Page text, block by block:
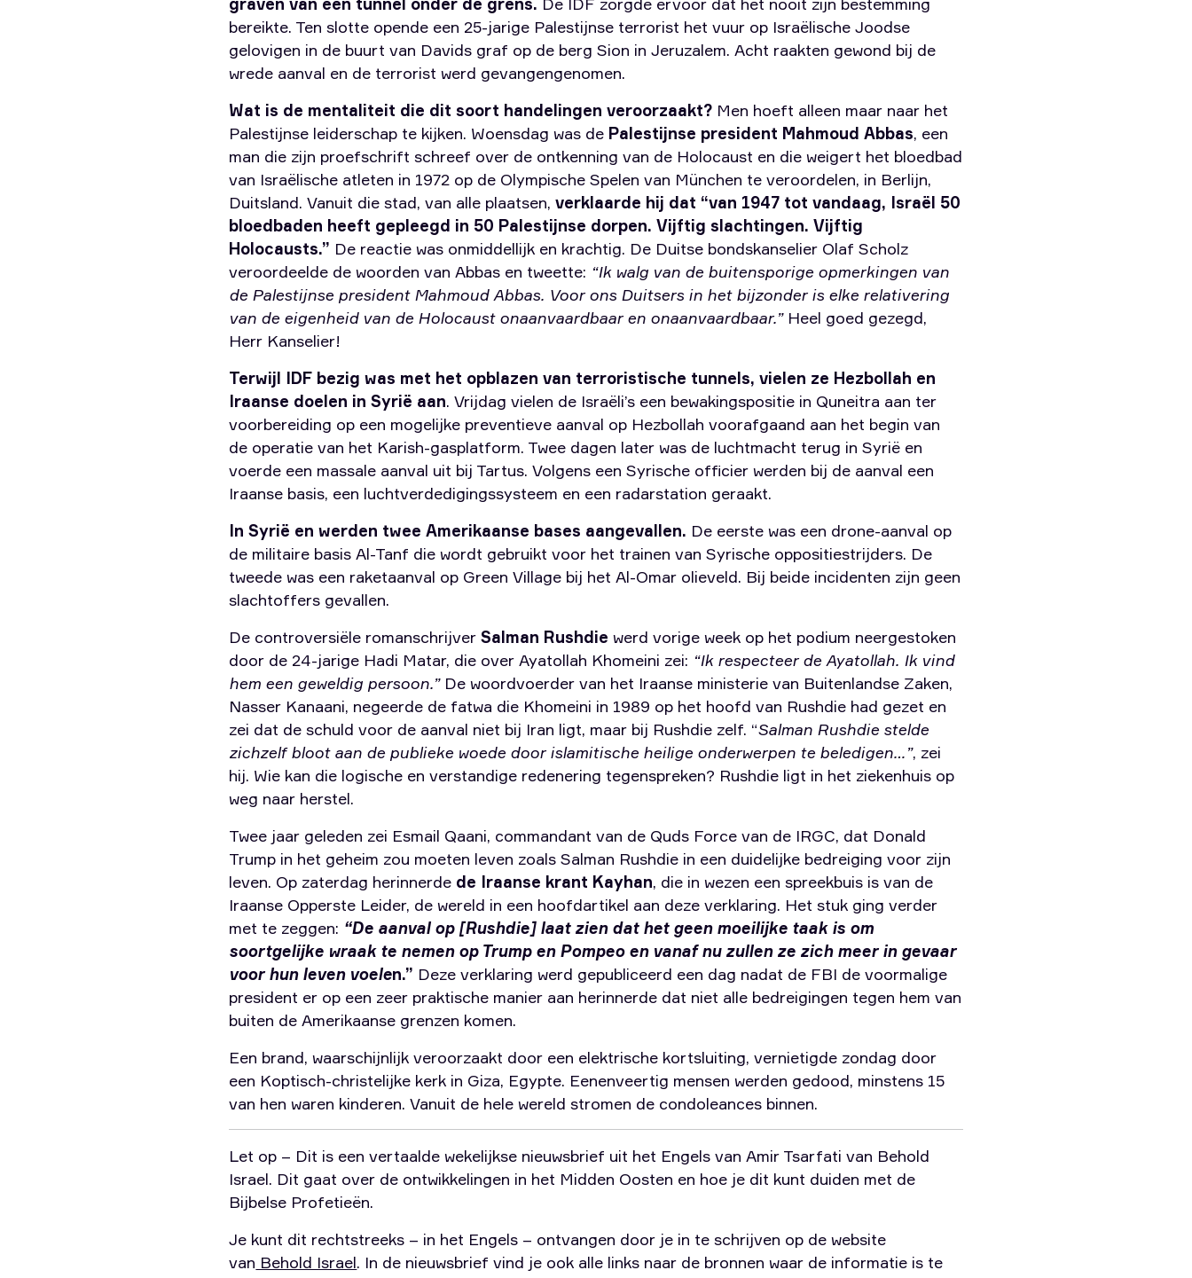
bereikte. Ten slotte opende een 25-jarige Palestijnse terrorist het vuur op Israëlische Joodse
gelovigen in de buurt van Davids graf op de berg Sion in Jeruzalem. Acht raakten gewond bij de
wrede aanval en de terrorist werd gevangengenomen.
Wat is de mentaliteit die dit soort handelingen veroorzaakt? Men hoeft alleen maar naar het
Palestijnse leiderschap te kijken. Woensdag was de Palestijnse president Mahmoud Abbas, een
man die zijn proefschrift schreef over de ontkenning van de Holocaust en die weigert het bloedbad
van Israëlische atleten in 1972 op de Olympische Spelen van München te veroordelen, in Berlijn,
Duitsland. Vanuit die stad, van alle plaatsen,verklaarde hij dat “van 1947 tot vandaag, Israël 50
bloedbaden heeft gepleegd in 50 Palestijnse dorpen. Vijftig slachtingen. Vijftig
Holocausts.” De reactie was onmiddellijk en krachtig. De Duitse bondskanselier Olaf Scholz
veroordeelde de woorden van Abbas en tweette: “Ik walg van de buitensporige opmerkingen van
de Palestijnse president Mahmoud Abbas. Voor ons Duitsers in het bijzonder is elke relativering
van de eigenheid van de Holocaust onaanvaardbaar en onaanvaardbaar.”Heel goed gezegd,
Herr Kanselier!
Terwijl IDF bezig was met het opblazen van terroristische tunnels, vielen ze Hezbollah en
Iraanse doelen in Syrië aan. Vrijdag vielen de Israëli’s een bewakingspositie in Quneitra aan ter
voorbereiding op een mogelijke preventieve aanval op Hezbollah voorafgaand aan het begin van
de operatie van het Karish-gasplatform. Twee dagen later was de luchtmacht terug in Syrië en
voerde een massale aanval uit bij Tartus. Volgens een Syrische officier werden bij de aanval een
Iraanse basis, een luchtverdedigingssysteem en een radarstation geraakt.
In Syrië en werden twee Amerikaanse bases aangevallen. De eerste was een drone-aanval op
de militaire basis Al-Tanf die wordt gebruikt voor het trainen van Syrische oppositiestrijders. De
tweede was een raketaanval op Green Village bij het Al-Omar olieveld. Bij beide incidenten zijn geen
slachtoffers gevallen.
De controversiële romanschrijverSalman Rushdie werd vorige week op het podium neergestoken
door de 24-jarige Hadi Matar, die over Ayatollah Khomeini zei: “Ik respecteer de Ayatollah. Ik vind
hem een ​​geweldig persoon.”De woordvoerder van het Iraanse ministerie van Buitenlandse Zaken,
Nasser Kanaani, negeerde de fatwa die Khomeini in 1989 op het hoofd van Rushdie had gezet en
zei dat de schuld voor de aanval niet bij Iran ligt, maar bij Rushdie zelf. “Salman Rushdie stelde
zichzelf bloot aan de publieke woede door islamitische heilige onderwerpen te beledigen…”, zei
hij. Wie kan die logische en verstandige redenering tegenspreken? Rushdie ligt in het ziekenhuis op
weg naar herstel.
Twee jaar geleden zei Esmail Qaani, commandant van de Quds Force van de IRGC, dat Donald
Trump in het geheim zou moeten leven zoals Salman Rushdie in een duidelijke bedreiging voor zijn
leven. Op zaterdag herinnerde de Iraanse krant Kayhan, die in wezen een spreekbuis is van de
Iraanse Opperste Leider, de wereld in een hoofdartikel aan deze verklaring. Het stuk ging verder
met te zeggen: “De aanval op [Rushdie] laat zien dat het geen moeilijke taak is om
soortgelijke wraak te nemen op Trump en Pompeo en vanaf nu zullen ze zich meer in gevaar
voor hun leven voelen.” Deze verklaring werd gepubliceerd een dag nadat de FBI de voormalige
president er op een zeer praktische manier aan herinnerde dat niet alle bedreigingen tegen hem van
buiten de Amerikaanse grenzen komen.
Een brand, waarschijnlijk veroorzaakt door een elektrische kortsluiting, vernietigde zondag door
een Koptisch-christelijke kerk in Giza, Egypte. Eenenveertig mensen werden gedood, minstens 15
van hen waren kinderen. Vanuit de hele wereld stromen de condoleances binnen.
Let op – Dit is een vertaalde wekelijkse nieuwsbrief uit het Engels van Amir Tsarfati van Behold
Israel. Dit gaat over de ontwikkelingen in het Midden Oosten en hoe je dit kunt duiden met de
Bijbelse Profetieën.
Je kunt dit rechtstreeks – in het Engels – ontvangen door je in te schrijven op de website
van Behold Israel. In de nieuwsbrief vind je ook alle links naar de bronnen waar de informatie is te